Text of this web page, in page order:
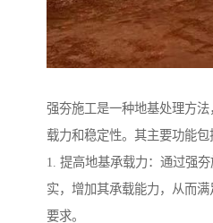
强夯施工是一种地基处理方
载力和稳定性。其主要功能包
1. 提高地基承载力：通过强
实，增加其承载能力，从而
要求。